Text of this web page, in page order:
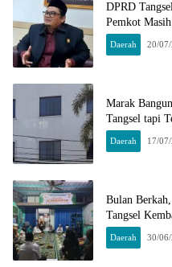
DPRD
Pemkot
Daerah 20/
Marak
Tangsel tapi
Daerah 17/
Bulan
Tangsel
Daerah 30/